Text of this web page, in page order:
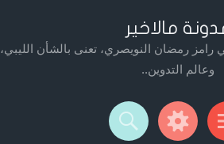
مالاخير
رامز رمضان النويصري، تعنى بالشأن الليبي،
وعالم التدوين..